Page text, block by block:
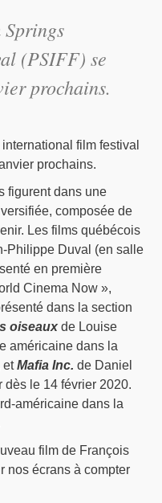
(PSIFF) se
prochains.
film festival
prochains.
figurent dans une
composée de
Les films québécois
Philippe Duval (en salle
en première
Cinema Now »,
dans la section
oiseaux de Louise
américaine dans la
etMafia Inc. de Daniel
dès le 14 février 2020.
américaine dans la
film de François
nos écrans à compter